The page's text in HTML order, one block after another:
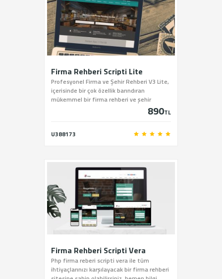
Firma Rehberi Scripti Lite
Profesyonel Firma ve Şehir Rehberi V3 Lite,
içerisinde bir çok özellik barındıran
mükemmel bir firma rehberi ve şehir
890TL
U388173
Firma Rehberi Scripti Vera
Php firma reberi scripti vera ile tüm
ihtiyaçlarınızı karşılayacak bir firma rehberi